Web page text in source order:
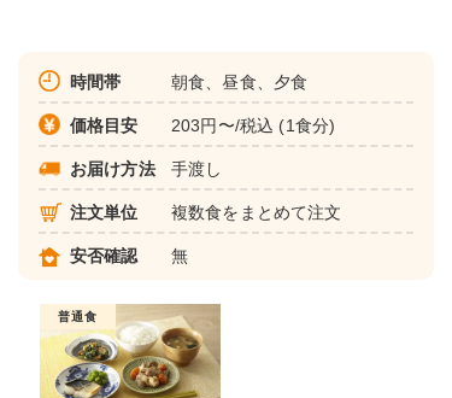
時間帯 朝食、昼食、夕食
価格目安 203円〜/税込 (1食分)
お届け方法 手渡し
注文単位 複数食をまとめて注文
安否確認 無
普通食